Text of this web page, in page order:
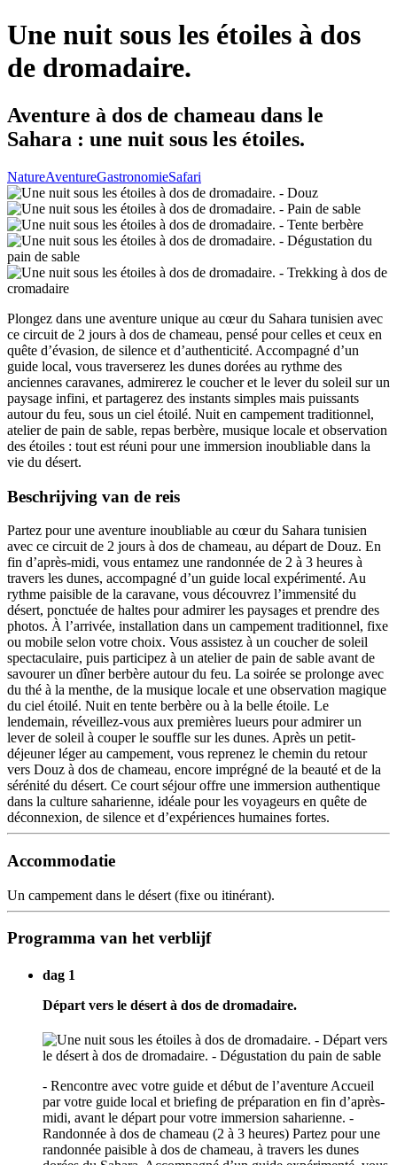
Une nuit sous les étoiles à dos
de dromadaire.
Aventure à dos de chameau dans le
Sahara : une nuit sous les étoiles.
NatureAventureGastronomieSafari
Plongez dans une aventure unique au cœur du Sahara tunisien avec
ce circuit de 2 jours à dos de chameau, pensé pour celles et ceux en
quête d’évasion, de silence et d’authenticité. Accompagné d’un
guide local, vous traverserez les dunes dorées au rythme des
anciennes caravanes, admirerez le coucher et le lever du soleil sur un
paysage infini, et partagerez des instants simples mais puissants
autour du feu, sous un ciel étoilé. Nuit en campement traditionnel,
atelier de pain de sable, repas berbère, musique locale et observation
des étoiles : tout est réuni pour une immersion inoubliable dans la
vie du désert.
Beschrijving van de reis
Partez pour une aventure inoubliable au cœur du Sahara tunisien
avec ce circuit de 2 jours à dos de chameau, au départ de Douz. En
fin d’après-midi, vous entamez une randonnée de 2 à 3 heures à
travers les dunes, accompagné d’un guide local expérimenté. Au
rythme paisible de la caravane, vous découvrez l’immensité du
désert, ponctuée de haltes pour admirer les paysages et prendre des
photos. À l’arrivée, installation dans un campement traditionnel, fixe
ou mobile selon votre choix. Vous assistez à un coucher de soleil
spectaculaire, puis participez à un atelier de pain de sable avant de
savourer un dîner berbère autour du feu. La soirée se prolonge avec
du thé à la menthe, de la musique locale et une observation magique
du ciel étoilé. Nuit en tente berbère ou à la belle étoile. Le
lendemain, réveillez-vous aux premières lueurs pour admirer un
lever de soleil à couper le souffle sur les dunes. Après un petit-
déjeuner léger au campement, vous reprenez le chemin du retour
vers Douz à dos de chameau, encore imprégné de la beauté et de la
sérénité du désert. Ce court séjour offre une immersion authentique
dans la culture saharienne, idéale pour les voyageurs en quête de
déconnexion, de silence et d’expériences humaines fortes.
Accommodatie
Un campement dans le désert (fixe ou itinérant).
Programma van het verblijf
dag 1
Départ vers le désert à dos de dromadaire.
- Rencontre avec votre guide et début de l’aventure Accueil
par votre guide local et briefing de préparation en fin d’après-
midi, avant le départ pour votre immersion saharienne. -
Randonnée à dos de chameau (2 à 3 heures) Partez pour une
randonnée paisible à dos de chameau, à travers les dunes